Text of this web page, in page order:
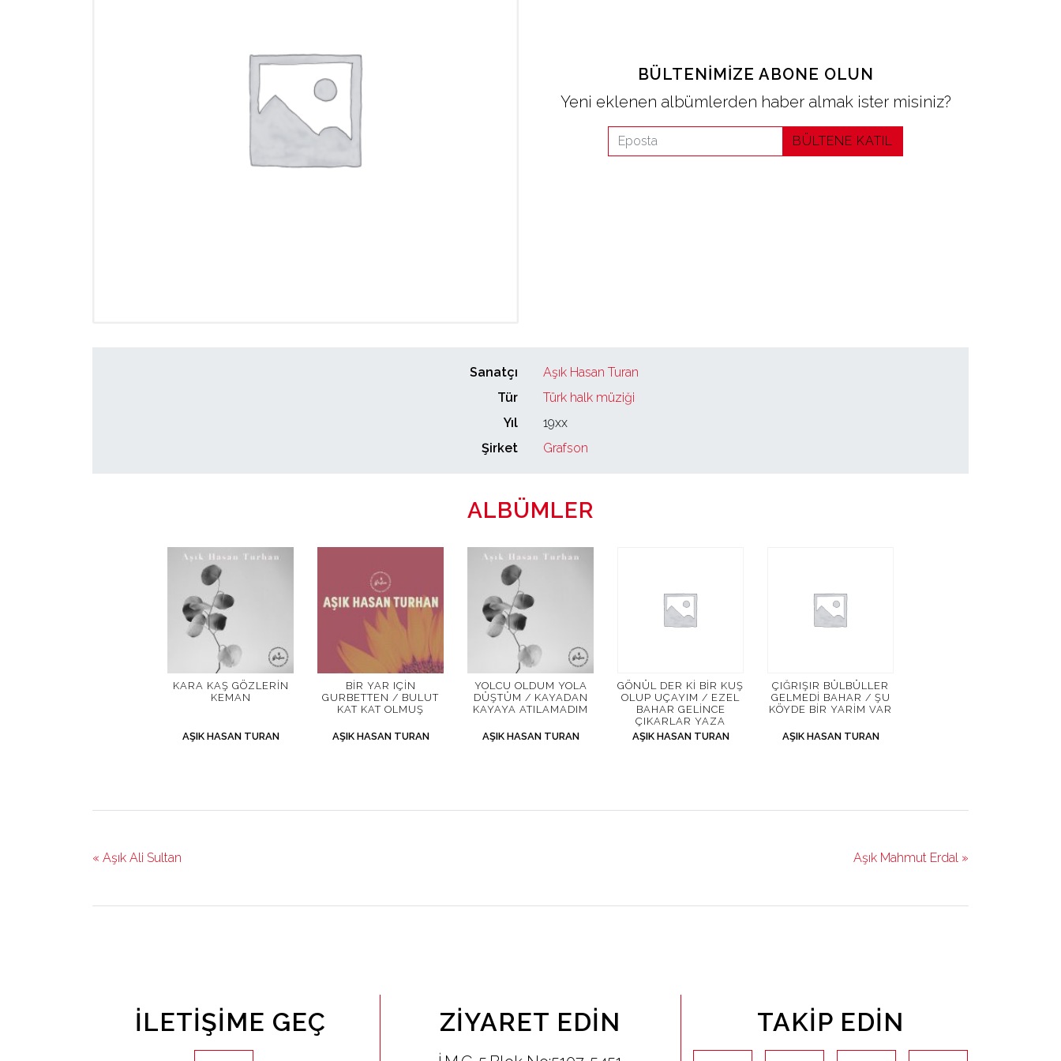
BÜLTENIMIZE ABONE OLUN
Yeni eklenen albümlerden haber almak ister misiniz?
BÜLTENE KATIL
Sanatçı
Aşık Hasan Turan
Tür
Türk halk müziği
Yıl
19xx
Şirket
Grafson
ALBÜMLER
KARA KAŞ GÖZLERIN
KEMAN
AŞIK HASAN TURAN
BIR YAR IÇIN
GURBETTEN / BULUT
KAT KAT OLMUŞ
AŞIK HASAN TURAN
YOLCU OLDUM YOLA
DÜŞTÜM / KAYADAN
KAYAYA ATILAMADIM
AŞIK HASAN TURAN
GÖNÜL DER KI BIR KUŞ
OLUP UÇAYIM / EZEL
BAHAR GELINCE
ÇIKARLAR YAZA
AŞIK HASAN TURAN
ÇIĞRIŞIR BÜLBÜLLER
GELMEDI BAHAR / ŞU
KÖYDE BIR YARIM VAR
AŞIK HASAN TURAN
« Aşık Ali Sultan Aşık Mahmut Erdal »
İLETIŞIME GEÇ ZIYARET EDIN TAKIP EDIN